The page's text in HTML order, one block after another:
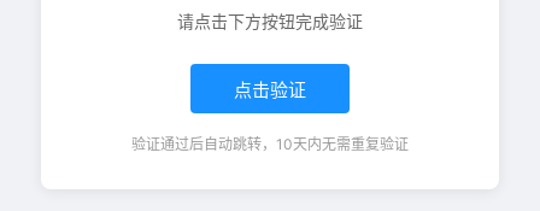
请点击下方按钮完成验证
点击验证
验证通过后自动跳转，10天内无需重复验证